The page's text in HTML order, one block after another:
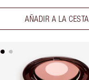
AÑADIR A LA CESTA